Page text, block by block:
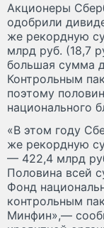
Акционеры
одобрили
же рекордную
млрд руб. (18,7
большая сумма
Контрольным
поэтому
национального
«В этом году
же рекордную
— 422,4 млрд
Половина всей
Фонд
контрольным
Минфин»,—